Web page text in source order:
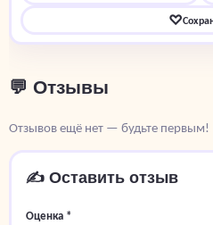
♡
💬 Отзывы
Отзывов ещё нет — будьте первым!
✍️ Оставить отзыв
Оценка *